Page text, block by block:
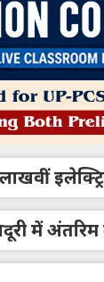
लाखवीं
में